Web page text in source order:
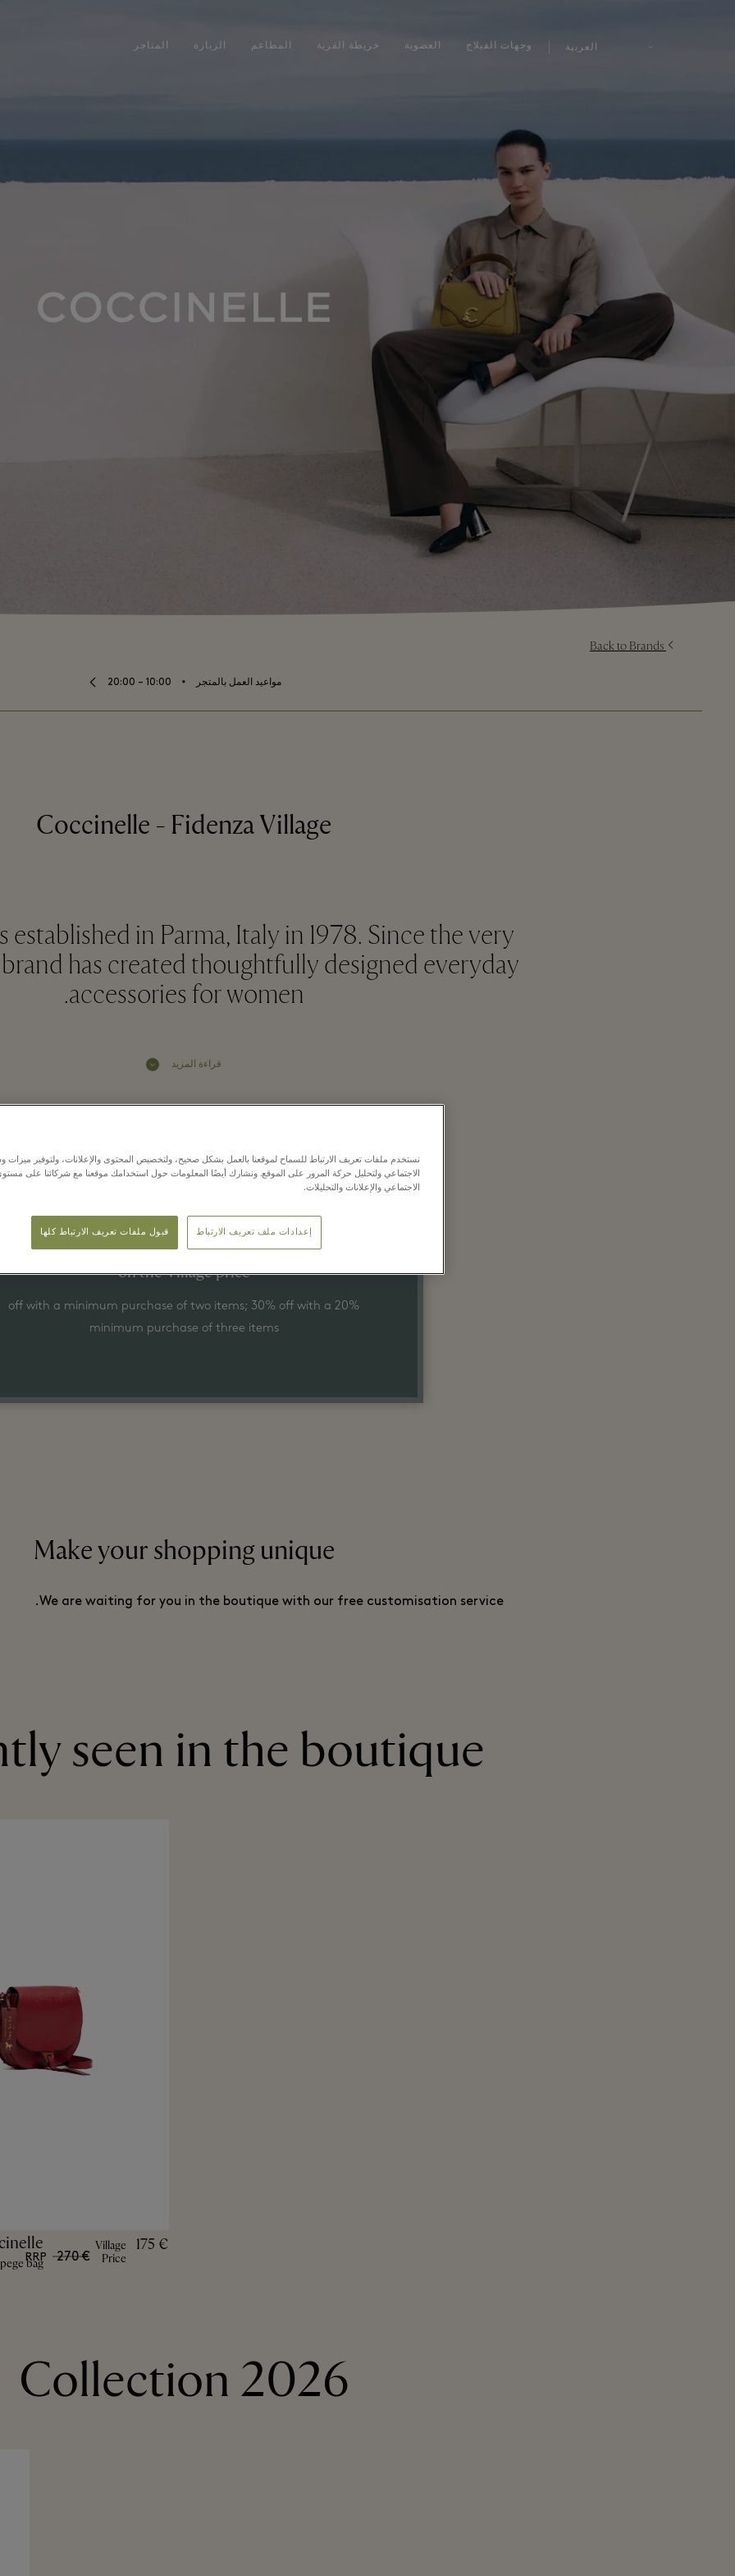
المتاجر الزيارة المطاعم خريطة القرية العضوية وجهات الفيلاج العربية
Back to Brands
مواعيد العمل بالمتجر ⬩
10:00 – 20:00
Coccinelle - Fidenza Village
established in Parma, Italy in 1978. Since the very
has created thoughtfully designed everyday
accessories for women.
قراءة المزيد
Up to 30% off
on the Village price
20% off with a minimum purchase of two items; 30% off with a
minimum purchase of three items
Make your shopping unique
We are waiting for you in the boutique with our free customisation service.
seen in the boutique
bag
Village
Price
175 €
RRP 270 €
2026 Collection
نستخدم ملفات تعريف الارتباط للسماح لموقعنا بالعمل بشكل صحيح، ولتخصيص المحتوى والإعلانات، ولتوفير ميزات
الاجتماعي ولتحليل حركة المرور على الموقع. ونشارك أيضًا المعلومات حول استخدامك موقعنا مع شركائنا على
الاجتماعي والإعلانات والتحليلات.
إعدادات ملف تعريف الارتباط قبول ملفات تعريف الارتباط كلها